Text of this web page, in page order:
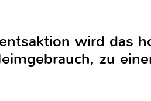
wird das
zu